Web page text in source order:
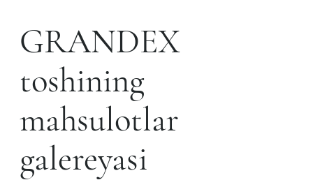
GRANDEX
toshining
mahsulotlar
galereyasi